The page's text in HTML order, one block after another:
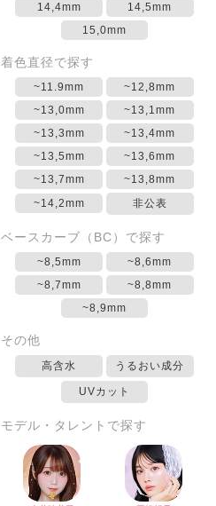
14,4mm
14,5mm
15,0mm
着色直径で探す
~11.9mm
~12,8mm
~13,0mm
~13,1mm
~13,3mm
~13,4mm
~13,5mm
~13,6mm
~13,7mm
~13,8mm
~14,2mm
非公表
ベースカーブ（BC）で探す
~8,5mm
~8,6mm
~8,7mm
~8,8mm
~8,9mm
その他
高含水 うるおい成分
UVカット
モデル・タレントで探す